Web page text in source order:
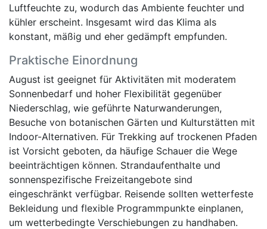
Luftfeuchte zu, wodurch das Ambiente feuchter und
kühler erscheint. Insgesamt wird das Klima als
konstant, mäßig und eher gedämpft empfunden.
Praktische Einordnung
August ist geeignet für Aktivitäten mit moderatem
Sonnenbedarf und hoher Flexibilität gegenüber
Niederschlag, wie geführte Naturwanderungen,
Besuche von botanischen Gärten und Kulturstätten mit
Indoor-Alternativen. Für Trekking auf trockenen Pfaden
ist Vorsicht geboten, da häufige Schauer die Wege
beeinträchtigen können. Strandaufenthalte und
sonnenspezifische Freizeitangebote sind
eingeschränkt verfügbar. Reisende sollten wetterfeste
Bekleidung und flexible Programmpunkte einplanen,
um wetterbedingte Verschiebungen zu handhaben.